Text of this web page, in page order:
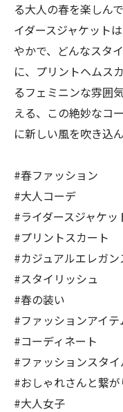
る大人の春を楽しん
イダースジャケット
やかで、どんなスタ
に、プリントヘムス
るフェミニンな雰囲
える、この絶妙なコ
に新しい風を吹き込
#春ファッション
#大人コーデ
#ライダースジャケッ
#プリントスカート
#カジュアルエレガン
#スタイリッシュ
#春の装い
#ファッションアイテ
#コーディネート
#ファッションスタイ
#おしゃれさんと繋
#大人女子